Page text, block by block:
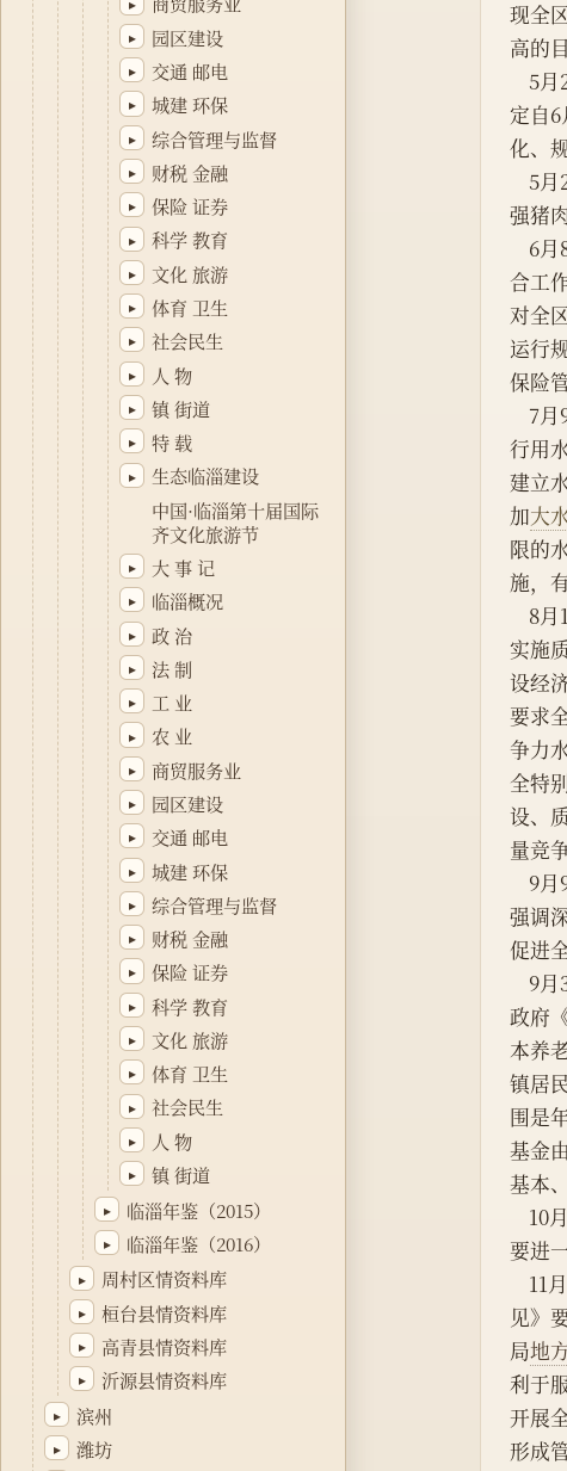
▸ 园区建设
▸ 交通 邮电
▸ 城建 环保
▸ 综合管理与监督
▸ 财税 金融
▸ 保险 证券
▸ 科学 教育
▸ 文化 旅游
▸ 体育 卫生
▸ 社会民生
▸ 人 物
▸ 镇 街道
▸ 特 载
▸
生态临淄建设
中国·临淄第十届国际
齐文化旅游节
▸ 大 事 记
▸ 临淄概况
▸ 政 治
▸ 法 制
▸ 工 业
▸ 农 业
▸ 商贸服务业
▸ 园区建设
▸ 交通 邮电
▸ 城建 环保
▸ 综合管理与监督
▸ 财税 金融
▸ 保险 证券
▸ 科学 教育
▸ 文化 旅游
▸ 体育 卫生
▸ 社会民生
▸ 人 物
▸ 镇 街道
▸ 临淄年鉴（2015）
▸ 临淄年鉴（2016）
▸ 周村区情资料库
▸ 桓台县情资料库
▸ 高青县情资料库
▸ 沂源县情资料库
▸ 滨州
▸
潍坊
现全
高的
定自
化、
强猪
合工
对全
运行
保险
行用
建立
加大
限的
施，
实施
设经
要求
争力
全特
设、
量竞
强调
促进
政府
本养
镇居
围是
基金
基本
要进
见》
局地
利于
开展
形成